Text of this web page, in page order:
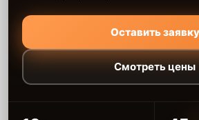
Оставить заявку
Смотреть цены